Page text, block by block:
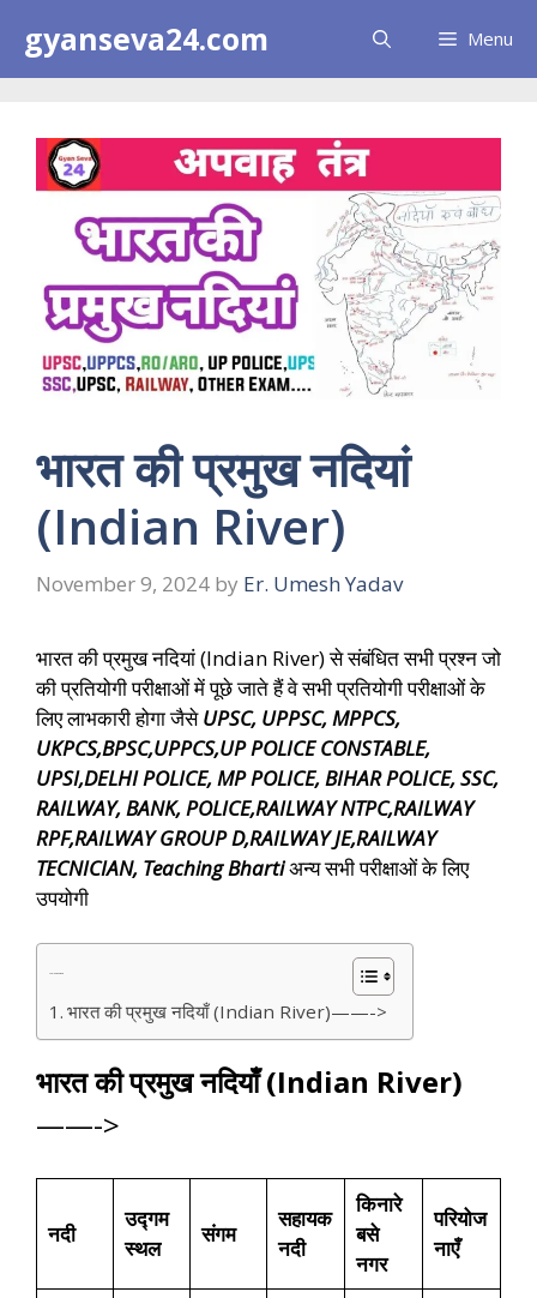
content
gyanseva24.com Menu
भारत की प्रमुख नदियां
(Indian River)
November 9, 2024 by Er. Umesh Yadav
भारत की प्रमुख नदियां (Indian River) से संबंधित सभी प्रश्न जो
की प्रतियोगी परीक्षाओं में पूछे जाते हैं वे सभी प्रतियोगी परीक्षाओं के
लिए लाभकारी होगा जैसेUPSC, UPPSC, MPPCS,
UKPCS,BPSC,UPPCS,UP POLICE CONSTABLE,
UPSI,DELHI POLICE, MP POLICE, BIHAR POLICE, SSC,
RAILWAY, BANK, POLICE,RAILWAY NTPC,RAILWAY
RPF,RAILWAY GROUP D,RAILWAY JE,RAILWAY
TECNICIAN, Teaching Bhartiअन्य सभी परीक्षाओं के लिए
उपयोगी
भारत की प्रमुख नदियाँ (Indian River)——->
भारत की प्रमुख नदियाँ (Indian River)
——->
नदी
उद्गम
स्थल
संगम
सहायक
नदी
किनारे
बसे
नगर
परियोज
नाएँ